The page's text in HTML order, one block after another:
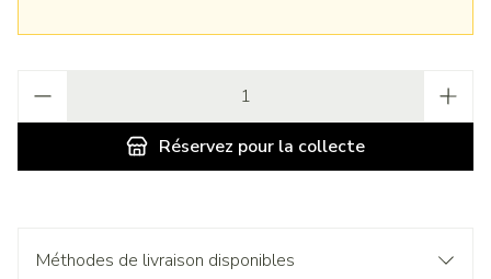
Réservez pour la collecte
Méthodes de livraison disponibles